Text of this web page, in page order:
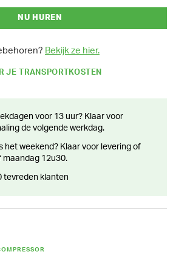
NU HUREN
Bekijk ze hier.
JE TRANSPORTKOSTEN
de volgende werkdag.
maandag 12u30.
tevreden klanten